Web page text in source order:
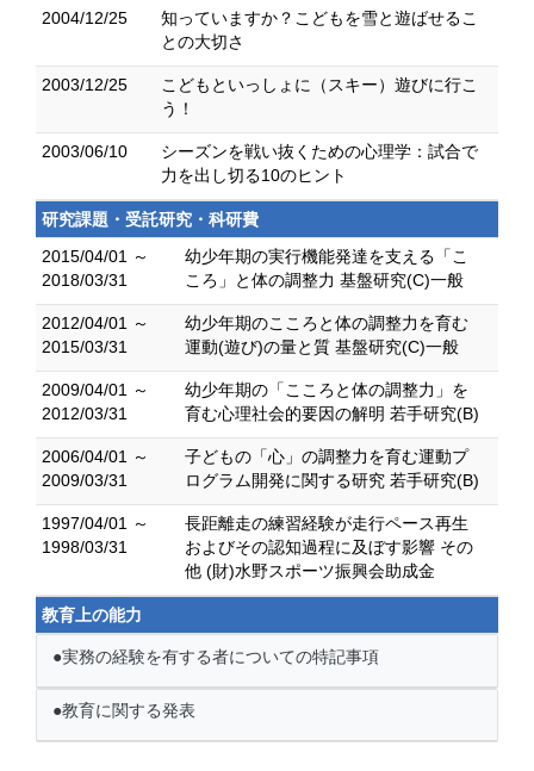
2004/12/25
知っていますか？こどもを雪と遊ばせるこ
との大切さ
2003/12/25
こどもといっしょに（スキー）遊びに行こ
う！
2003/06/10
シーズンを戦い抜くための心理学：試合で
力を出し切る10のヒント
研究課題・受託研究・科研費
2015/04/01 ～
2018/03/31
幼少年期の実行機能発達を支える「こ
ころ」と体の調整力 基盤研究(C)一般
2012/04/01 ～
2015/03/31
幼少年期のこころと体の調整力を育む
運動(遊び)の量と質 基盤研究(C)一般
2009/04/01 ～
2012/03/31
幼少年期の「こころと体の調整力」を
育む心理社会的要因の解明 若手研究(B)
2006/04/01 ～
2009/03/31
子どもの「心」の調整力を育む運動プ
ログラム開発に関する研究 若手研究(B)
1997/04/01 ～
1998/03/31
長距離走の練習経験が走行ペース再生
およびその認知過程に及ぼす影響 その
他 (財)水野スポーツ振興会助成金
教育上の能力
●実務の経験を有する者についての特記事項
●教育に関する発表